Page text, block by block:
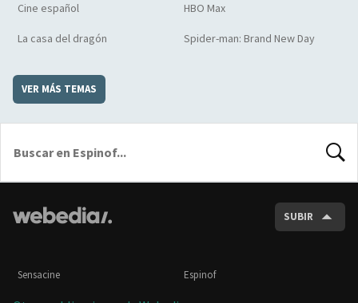
Cine español HBO Max
La casa del dragón Spider-man: Brand New Day
VER MÁS TEMAS
SUBIR
Sensacine Espinof